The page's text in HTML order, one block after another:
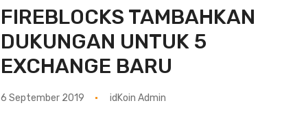
FIREBLOCKS TAMBAHKAN
DUKUNGAN UNTUK 5
EXCHANGE BARU
6 September 2019 idKoin Admin